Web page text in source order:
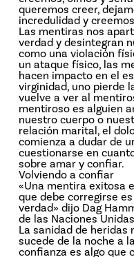
queremos creer,
incredulidad y
Las mentiras nos
verdad y desintegran
como una violación
un ataque físico, las
hacen impacto en el
virginidad, uno pierde
vuelve a ver al
mentiroso es alguien
nuestro cuerpo o
relación marital, el
comienza a dudar de
cuestionarse en
sobre amar y confiar.
Volviendo a confiar
«Una mentira exitosa
que debe corregirse
verdad» dijo Dag
de las Naciones
La sanidad de
sucede de la noche a
confianza es algo que